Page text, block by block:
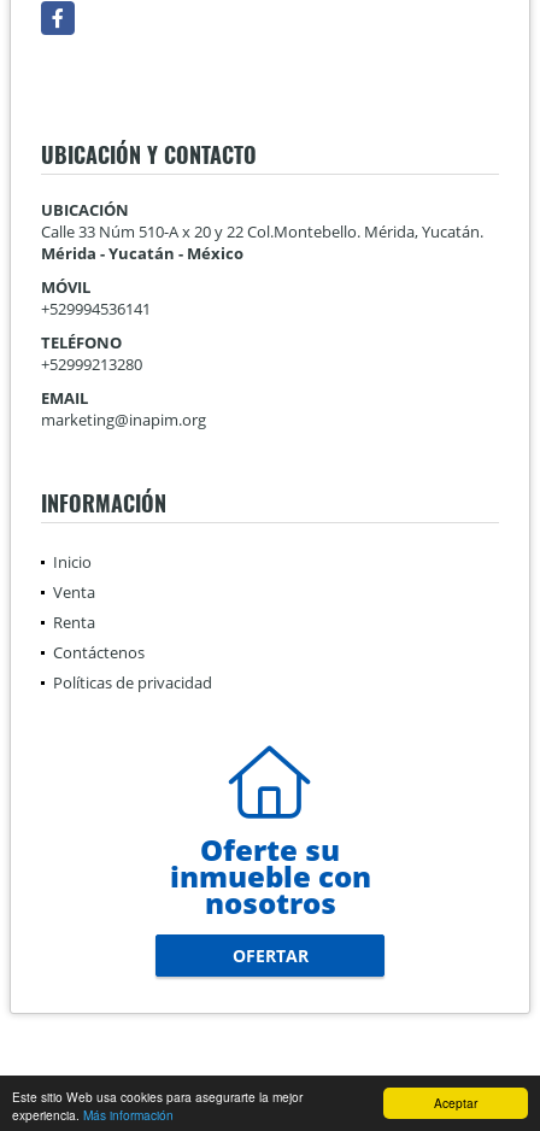
Aceptar
Este sitio Web usa cookies para asegurarte la mejor
experiencia. Más información
Facebook
UBICACIÓN Y CONTACTO
UBICACIÓN
Calle 33 Núm 510-A x 20 y 22 Col.Montebello. Mérida, Yucatán.
Mérida - Yucatán - México
MÓVIL
+529994536141
TELÉFONO
+52999213280
EMAIL
marketing@inapim.org
INFORMACIÓN
Inicio
Venta
Renta
Contáctenos
Políticas de privacidad
Oferte su
inmueble con
nosotros
OFERTAR